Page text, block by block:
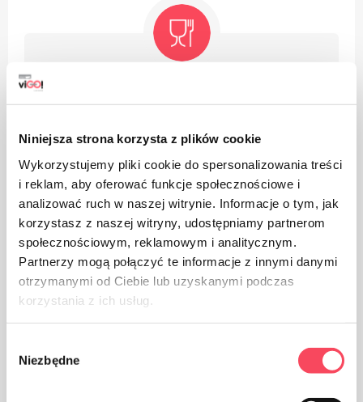
Niniejsza strona korzysta z plików cookie
Wykorzystujemy pliki cookie do spersonalizowania treści
i reklam, aby oferować funkcje społecznościowe i
analizować ruch w naszej witrynie. Informacje o tym, jak
korzystasz z naszej witryny, udostępniamy partnerom
społecznościowym, reklamowym i analitycznym.
Partnerzy mogą połączyć te informacje z innymi danymi
otrzymanymi od Ciebie lub uzyskanymi podczas
korzystania z ich usług.
zgody
Niezbędne
Balenie z papiera
Dbajte na čistotu a použité obaly vyhoďte do koša